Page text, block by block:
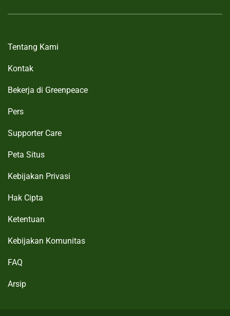
Aotearoa
Australia
Austria
B Belgium
C Canada
English • Français
Chile
Czech Republic
D
E East Asia
Tentang Kami
Kontak
Bekerja di Greenpeace
Pers
Supporter Care
Peta Situs
Kebijakan Privasi
Hak Cipta
Ketentuan
Kebijakan Komunitas
FAQ
Arsip